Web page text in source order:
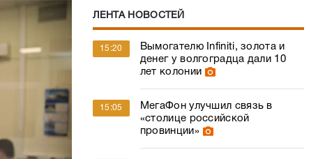
ЛЕНТА НОВОСТЕЙ
15:20
Вымогателю Infiniti, золота и
денег у волгоградца дали 10
лет колонии
15:05
МегаФон улучшил связь в
«столице российской
провинции»